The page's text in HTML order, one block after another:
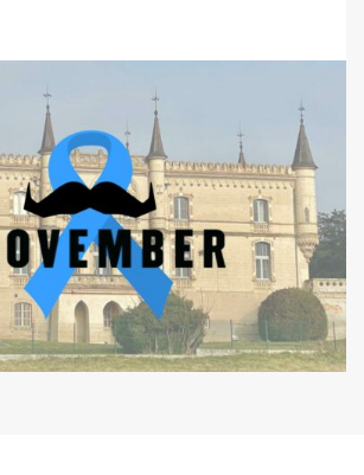
associative,…